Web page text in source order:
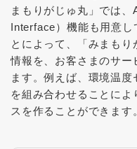
まもりがじゅ丸」では
Interface）機能も用意し
とによって、「みまも
情報を、お客さまのサー
ます。例えば、環境温度
を組み合わせることに
スを作ることができます